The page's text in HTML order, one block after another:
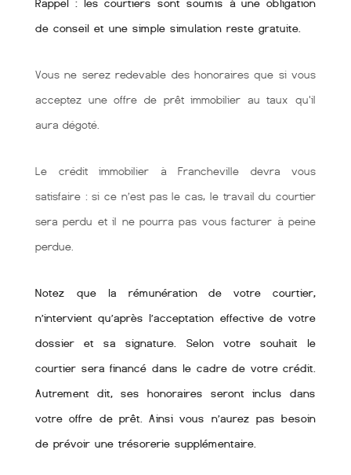
Rappel : les courtiers sont soumis à une obligation
de conseil et une simple simulation reste gratuite.
Vous ne serez redevable des honoraires que si vous
acceptez une offre de prêt immobilier au taux qu'il
aura dégoté.
Le crédit immobilier à Francheville devra vous
satisfaire : si ce n’est pas le cas, le travail du courtier
sera perdu et il ne pourra pas vous facturer à peine
perdue.
Notez que la rémunération de votre courtier,
n’intervient qu’après l’acceptation effective de votre
dossier et sa signature. Selon votre souhait le
courtier sera financé dans le cadre de votre crédit.
Autrement dit, ses honoraires seront inclus dans
votre offre de prêt. Ainsi vous n’aurez pas besoin
de prévoir une trésorerie supplémentaire.